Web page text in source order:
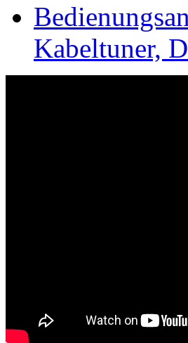
Kabeltuner,